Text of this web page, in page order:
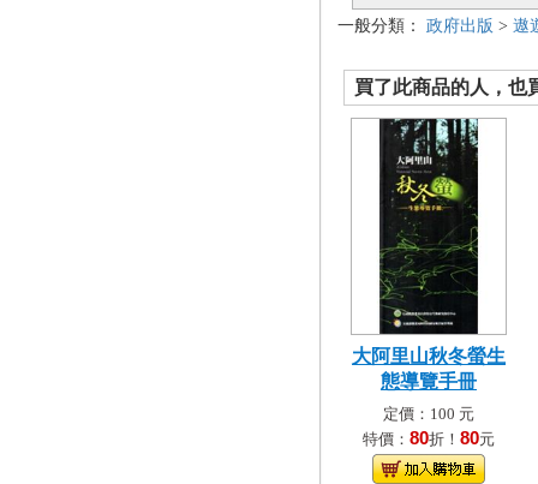
一般分類： 政府出版 > 遨
買了此商品的人，也
大阿里山秋冬螢生
態導覽手冊
定價：100 元
特價： 80折！ 80元